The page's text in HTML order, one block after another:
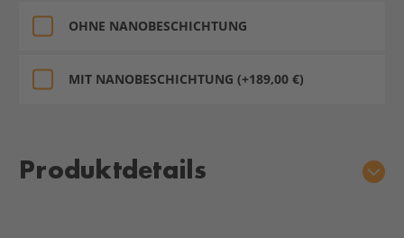
OHNE NANOBESCHICHTUNG
MIT NANOBESCHICHTUNG (+189,00 €)
Lagerbestand:
Produktdetails